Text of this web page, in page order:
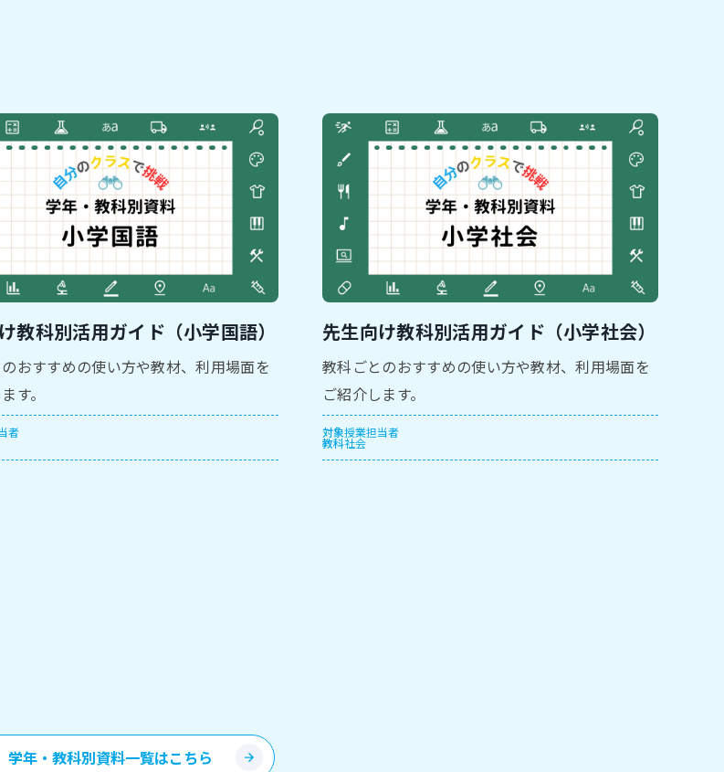
教科別活用ガイド（小学国語）
おすすめの使い方や教材、利用場面を
す。
者
先生向け教科別活用ガイド（小学社会）
教科ごとのおすすめの使い方や教材、利用場面を
ご紹介します。
対象授業担当者
教科社会
学年・教科別資料一覧はこちら